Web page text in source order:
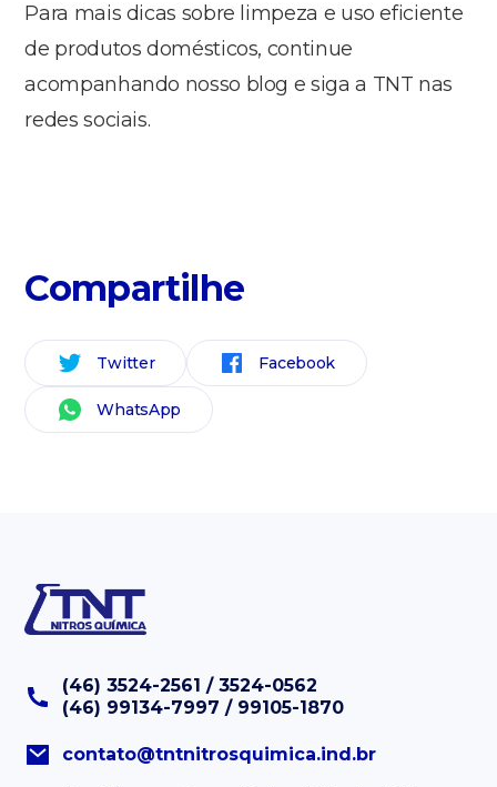
Para mais dicas sobre limpeza e uso eficiente
de produtos domésticos, continue
acompanhando nosso blog e siga a TNT nas
redes sociais.
Compartilhe
Twitter Facebook
WhatsApp
(46) 3524-2561 / 3524-0562
(46) 99134-7997 / 99105-1870
contato@tntnitrosquimica.ind.br